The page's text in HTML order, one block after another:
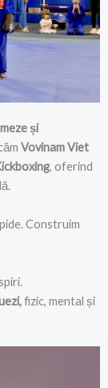
și
Vovinam Viet
, oferind
Construim
fizic, mental și